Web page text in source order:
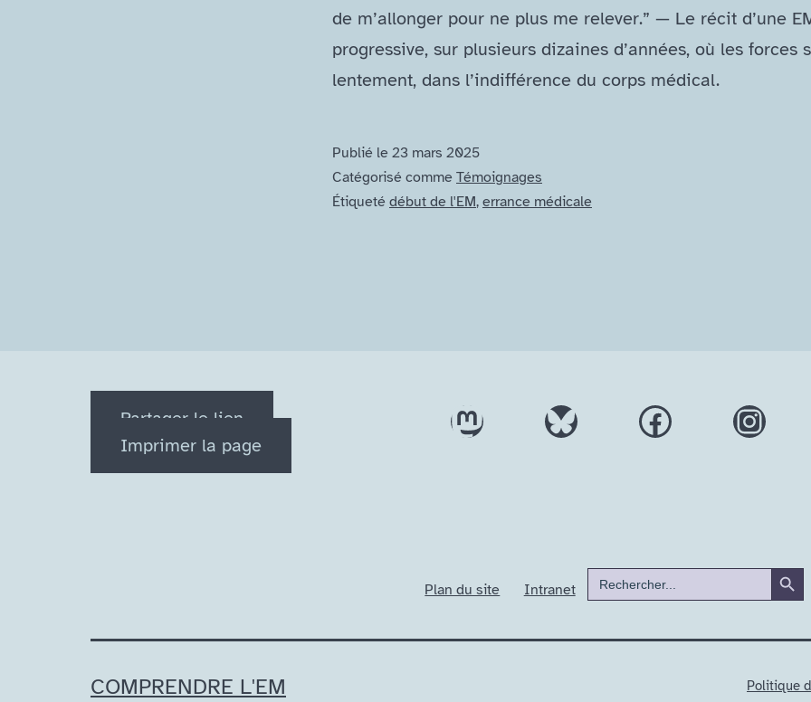
de m’allonger pour ne plus me relever.” — Le récit d’une
progressive, sur plusieurs dizaines d’années, où les forces
lentement, dans l’indifférence du corps médical.
Publié le 23 mars 2025
Catégorisé comme Témoignages
Étiqueté début de l'EM, errance médicale
Partager le lien
Imprimer la page
MastodonBlueskyFacebook
Plan du site Intranet
Search
for:
Search
COMPRENDRE L'EM Politique